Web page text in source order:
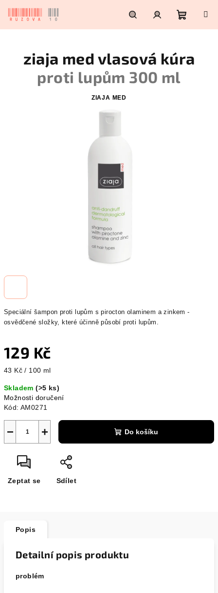
HledatPřihlášeníNákupní
košík
Speciální šampon proti lupům s pirocton olaminem a zinkem -
osvědčené složky, které účinně působí proti lupům.
129 Kč
Měrná
43 Kč / 100 ml
Skladem(>5 ks)
Možnosti doručení
Kód: AM0271
+
− Do košíku
Zeptat se Sdílet
ziaja med vlasová kúra
proti lupům 300 ml
ZIAJA MED
Popis
Detailní popis produktu
problém